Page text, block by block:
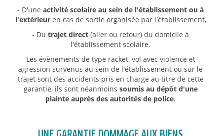
- D'une activité scolaire au sein de l'établissement ou à
l'extérieuren cas de sortie organisée par l'établissement,
- Du trajet direct (aller ou retour) du domicile à
l'établissement scolaire.
Les évènements de type racket, vol avec violence et
agression survenus au sein de l'établissement ou sur le
trajet sont des accidents pris en charge au titre de cette
garantie, ils sont néanmoins soumis au dépôt d'une
plainte auprès des autorités de police.